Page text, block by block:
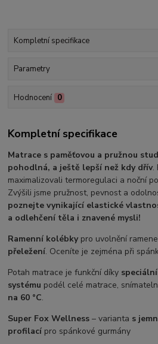
Kompletní specifikace
Parametry
Hodnocení 0
Kompletní specifikace
Matrace s paměťovou a pružnou
pohodlná, a ještě lepší než kdy dřív.
maximalizovali termoregulaci a noční
Zvýšili jsme pružnost, pevnost a
poznejte vynikající elastické
a odlehčení těla i znavené mysli!
Ramenní kolébkypro uvolnění ramene
přeležení. Oceníte je zejména při
Potah matrace je funkční díky
systému podél celé matrace,
na 60 °C.
Super Fox Wellness – varianta s
profilací pro spánkové gurmány